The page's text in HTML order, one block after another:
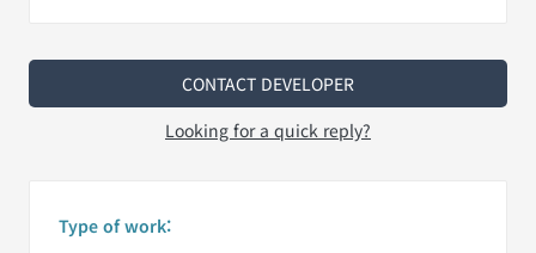
CONTACT DEVELOPER
Looking for a quick reply?
Type of work: